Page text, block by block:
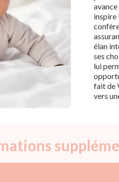
inspire
élan
ses
lui
fait de
vers